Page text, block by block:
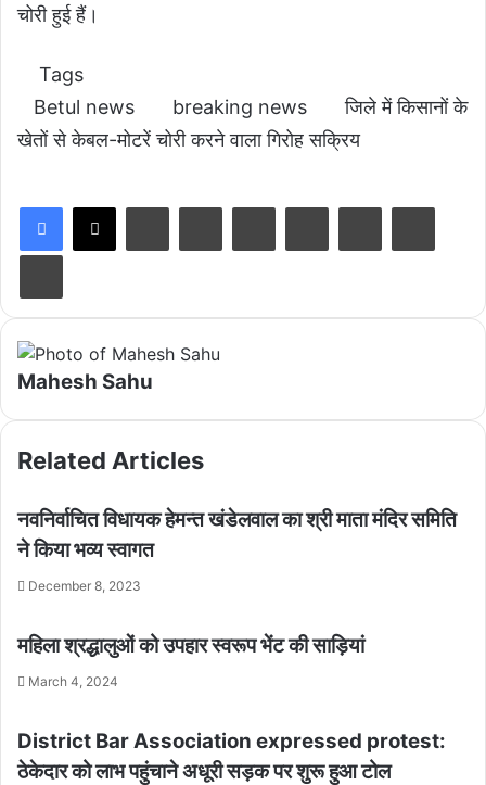
चोरी हुई हैं।
Tags
Betul news
breaking news
जिले में किसानों के
खेतों से केबल-मोटरें चोरी करने वाला गिरोह सक्रिय
Mahesh Sahu
Related Articles
नवनिर्वाचित विधायक हेमन्त खंडेलवाल का श्री माता मंदिर समिति
ने किया भव्य स्वागत
December 8, 2023
महिला श्रद्धालुओं को उपहार स्वरूप भेंट की साड़ियां
March 4, 2024
District Bar Association expressed protest:
ठेकेदार को लाभ पहुंचाने अधूरी सड़क पर शुरू हुआ टोल